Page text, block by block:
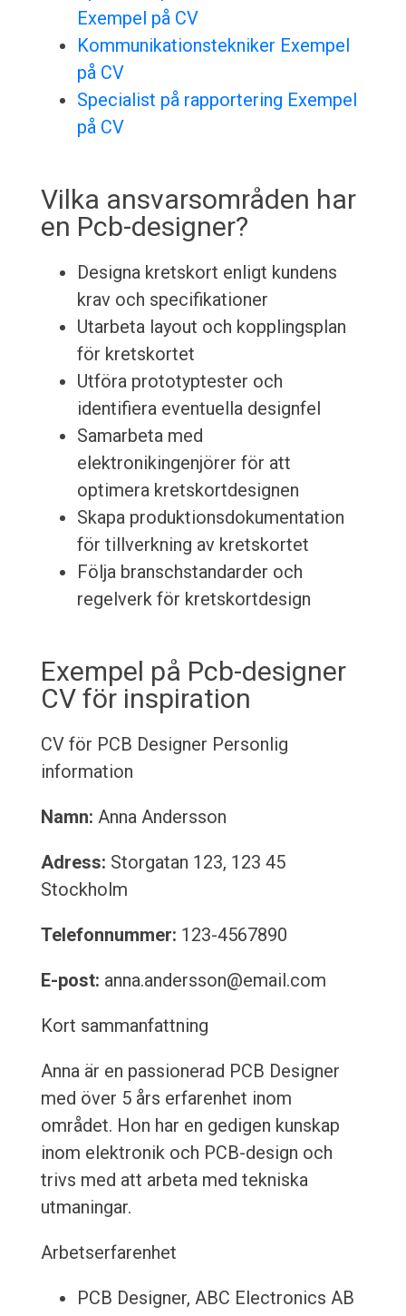
Exempel på CV
Kommunikationstekniker Exempel
på CV
Specialist på rapportering Exempel
på CV
Vilka ansvarsområden har
en Pcb-designer?
Designa kretskort enligt kundens
krav och specifikationer
Utarbeta layout och kopplingsplan
för kretskortet
Utföra prototyptester och
identifiera eventuella designfel
Samarbeta med
elektronikingenjörer för att
optimera kretskortdesignen
Skapa produktionsdokumentation
för tillverkning av kretskortet
Följa branschstandarder och
regelverk för kretskortdesign
Exempel på Pcb-designer
CV för inspiration
CV för PCB Designer Personlig
information
Namn: Anna Andersson
Adress: Storgatan 123, 123 45
Stockholm
Telefonnummer: 123-4567890
E-post: anna.andersson@email.com
Kort sammanfattning
Anna är en passionerad PCB Designer
med över 5 års erfarenhet inom
området. Hon har en gedigen kunskap
inom elektronik och PCB-design och
trivs med att arbeta med tekniska
utmaningar.
Arbetserfarenhet
PCB Designer, ABC Electronics AB